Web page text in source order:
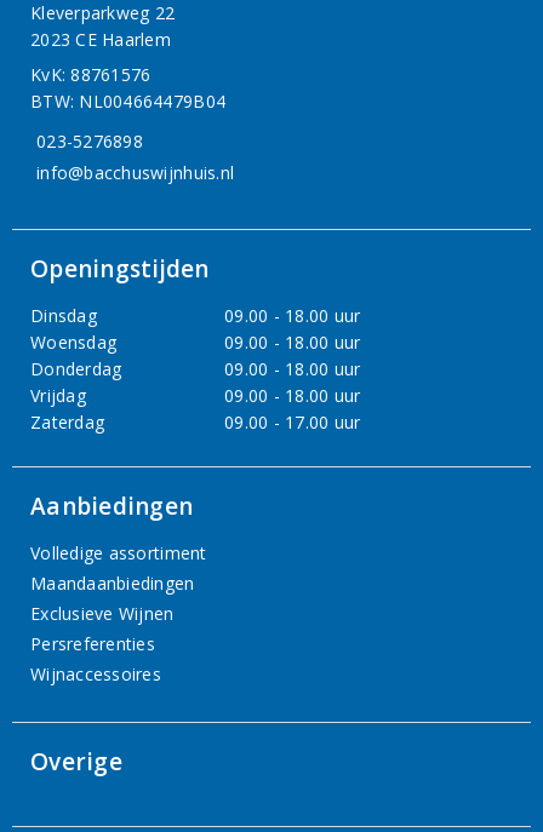
Kleverparkweg 22
2023 CE Haarlem
KvK: 88761576
BTW: NL004664479B04
023-5276898
info@bacchuswijnhuis.nl
Openingstijden
Dinsdag
09.00 - 18.00 uur
Woensdag
09.00 - 18.00 uur
Donderdag
09.00 - 18.00 uur
Vrijdag
09.00 - 18.00 uur
Zaterdag
09.00 - 17.00 uur
Aanbiedingen
Volledige assortiment
Maandaanbiedingen
Exclusieve Wijnen
Persreferenties
Wijnaccessoires
Overige